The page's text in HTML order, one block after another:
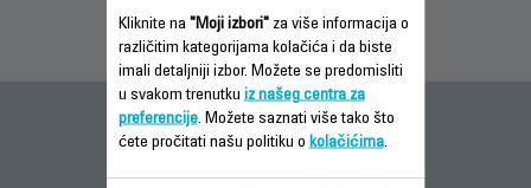
Česta pitanja
Kliknite na "Moji izbori"za više informacija o
različitim kategorijama kolačića i da biste
imali detaljniji izbor. Možete se predomisliti
u svakom trenutku iz našeg centra za
preferencije. Možete saznati više tako što
ćete pročitati našu politiku o kolačićima.